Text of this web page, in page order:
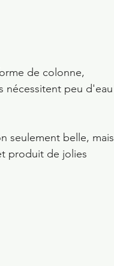
de colonne,
nécessitent peu d'eau
seulement belle, mais
produit de jolies